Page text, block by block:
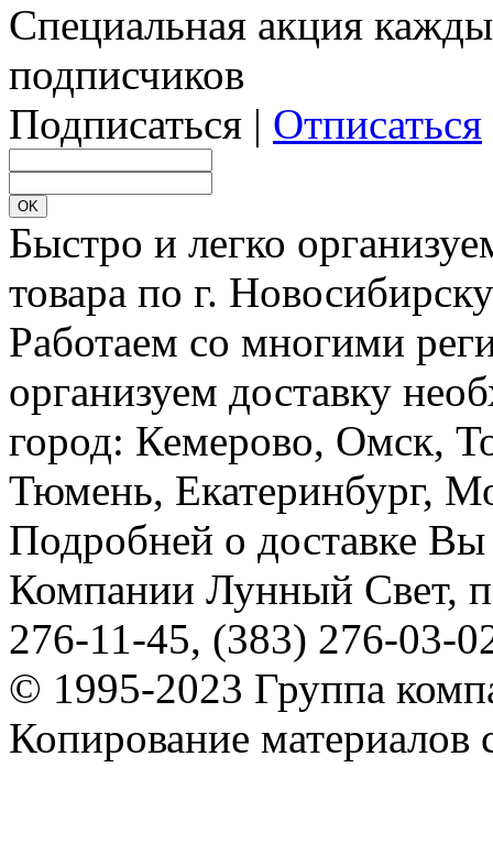
Специальная акция
подписчиков
Подписаться | Отписаться
Быстро и легко
товара по г.
Работаем со многими
организуем доставку
город: Кемерово, Омск,
Тюмень, Екатеринбург,
Подробней о доставке
Компании Лунный Свет,
276-11-45, (383) 276-03-
© 1995-2023 Группа
Копирование материалов